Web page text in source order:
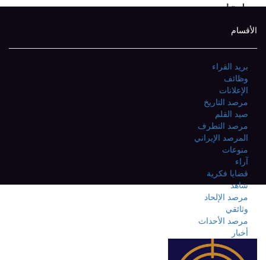
تعليقات
الأقسام
بريد القراء
وظائف
الإعلانات
مرصد التاريخ
صيد القلم
مرصد التطرف
المرصد الإيراني
منوعات
آراء
قضايا فكرية
شاهد
مرصد الإلحاد
وثائقي
مرصد الأحداث
أخبار